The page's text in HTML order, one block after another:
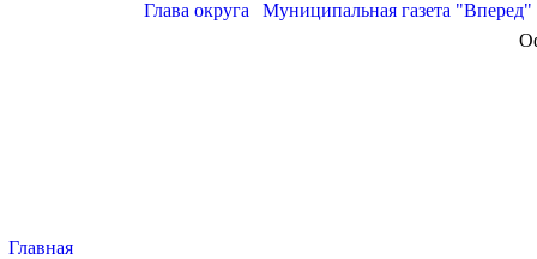
Глава округа Муниципальная газета "Вперед"
Главная